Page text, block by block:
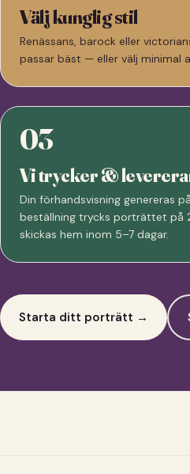
Välj kunglig stil
Renässans, barock eller
passar bäst — eller välj minimal
03
Vi trycker &
Din förhandsvisning genereras
beställning trycks porträttet på
skickas hem inom 5–7 dagar.
Starta ditt porträtt →